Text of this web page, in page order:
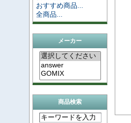
おすすめ商品...
全商品...
メーカー
商品検索